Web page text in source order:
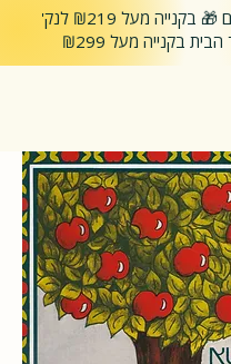
משלוחים חינם 🎁 בקנייה מעל ₪219 לנק'
בקנייה מעל ₪299